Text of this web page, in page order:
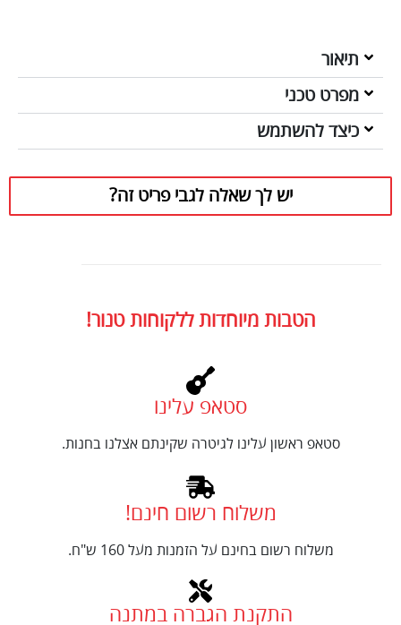
תיאור
מפרט טכני
כיצד להשתמש
יש לך שאלה לגבי פריט זה?
הטבות מיוחדות ללקוחות טנור!
סטאפ עלינו
סטאפ ראשון עלינו לגיטרה שקינתם אצלנו בחנות.
משלוח רשום חינם!
משלוח רשום בחינם על הזמנות מעל 160 ש"ח.
התקנת הגברה במתנה